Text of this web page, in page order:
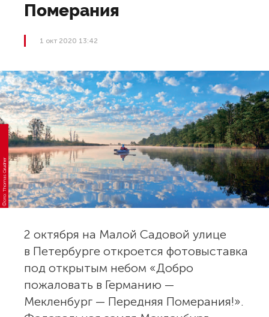
Померания
1 окт 2020 13:42
Фото: Thomas Grudner
2 октября на Малой Садовой улице
в Петербурге откроется фотовыставка
под открытым небом «Добро
пожаловать в Германию —
Мекленбург — Передняя Померания!».